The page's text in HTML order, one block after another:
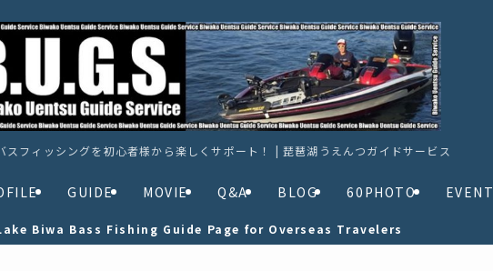
スフィッシングを初心者様から楽しくサポート！ | 琵琶湖うえんつガイドサービス
GUIDE MOVIE Q&A BLOG 60PHOTO EVENT
Biwa Bass Fishing Guide Page for Overseas Travelers